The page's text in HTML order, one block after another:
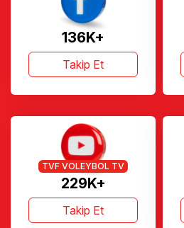
136K+
Takip Et
229K+
TVF VOLEYBOL TV
Takip Et